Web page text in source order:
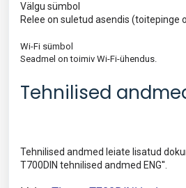
Välgu sümbol
Relee on suletud asendis (toitepinge
Wi-Fi sümbol
Seadmel on toimiv Wi-Fi-ühendus.
Tehnilised
Tehnilised andmed leiate lisatud
T700DIN tehnilised andmed ENG''.